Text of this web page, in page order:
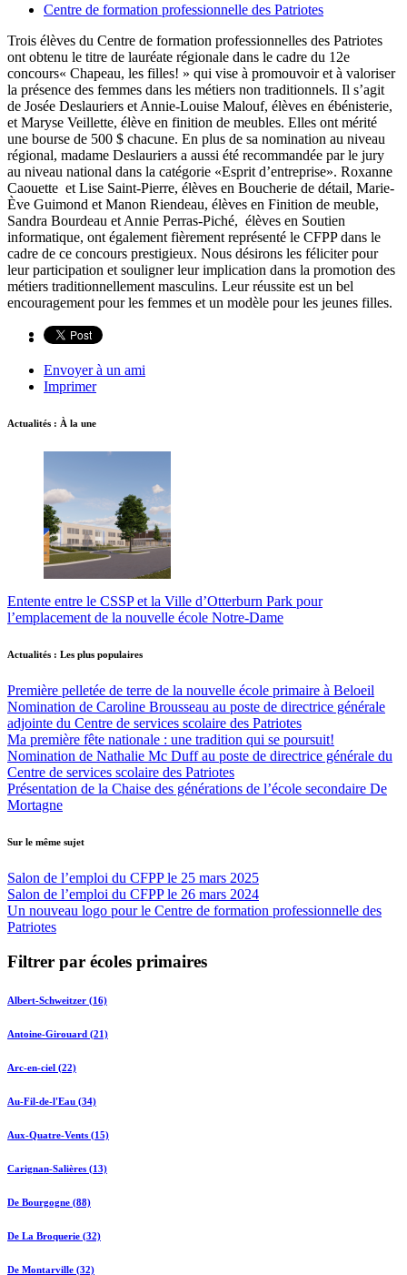
Centre de formation professionnelle des Patriotes
Trois élèves du Centre de formation professionnelles des Patriotes
ont obtenu le titre de lauréate régionale dans le cadre du 12e
concours« Chapeau, les filles! » qui vise à promouvoir et à valoriser
la présence des femmes dans les métiers non traditionnels. Il s’agit
de Josée Deslauriers et Annie-Louise Malouf, élèves en ébénisterie,
et Maryse Veillette, élève en finition de meubles. Elles ont mérité
une bourse de 500 $ chacune. En plus de sa nomination au niveau
régional, madame Deslauriers a aussi été recommandée par le jury
au niveau national dans la catégorie «Esprit d’entreprise». Roxanne
Caouette et Lise Saint-Pierre, élèves en Boucherie de détail, Marie-
Ève Guimond et Manon Riendeau, élèves en Finition de meuble,
Sandra Bourdeau et Annie Perras-Piché, élèves en Soutien
informatique, ont également fièrement représenté le CFPP dans le
cadre de ce concours prestigieux. Nous désirons les féliciter pour
leur participation et souligner leur implication dans la promotion des
métiers traditionnellement masculins. Leur réussite est un bel
encouragement pour les femmes et un modèle pour les jeunes filles.
Envoyer à un ami
Imprimer
Actualités : À la une
Entente entre le CSSP et la Ville d’Otterburn Park pour
l’emplacement de la nouvelle école Notre-Dame
Actualités : Les plus populaires
Première pelletée de terre de la nouvelle école primaire à Beloeil
Nomination de Caroline Brousseau au poste de directrice générale
adjointe du Centre de services scolaire des Patriotes
Ma première fête nationale : une tradition qui se poursuit!
Nomination de Nathalie Mc Duff au poste de directrice générale du
Centre de services scolaire des Patriotes
Présentation de la Chaise des générations de l’école secondaire De
Mortagne
Sur le même sujet
Salon de l’emploi du CFPP le 25 mars 2025
Salon de l’emploi du CFPP le 26 mars 2024
Un nouveau logo pour le Centre de formation professionnelle des
Patriotes
Filtrer par écoles primaires
Albert-Schweitzer (16)
Antoine-Girouard (21)
Arc-en-ciel (22)
Au-Fil-de-l'Eau (34)
Aux-Quatre-Vents (15)
Carignan-Salières (13)
De Bourgogne (88)
De La Broquerie (32)
De Montarville (32)